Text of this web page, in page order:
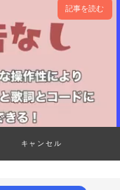
記事を読む